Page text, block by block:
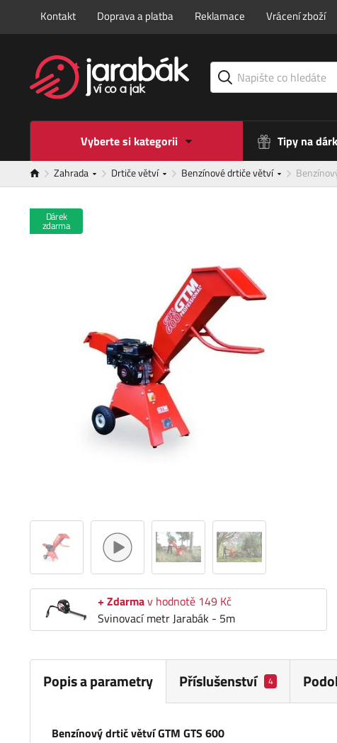
Kontakt Doprava a platba Reklamace Vrácení zboží
Vyberte si kategorii Tipy na
Zahrada Drtiče větví Benzínové drtiče větví
Dárek
zdarma
+ Zdarmav hodnotě 149 Kč
Svinovací metr Jarabák - 5m
Popis a parametry Příslušenství 4
Benzínový drtič větví GTM GTS 600